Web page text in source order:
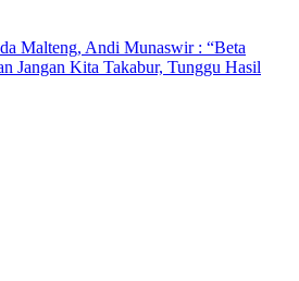
Malteng, Andi Munaswir : “Beta
Jangan Kita Takabur, Tunggu Hasil